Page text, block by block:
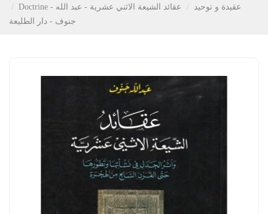
Doctrine - عقيدة و توحيد
عقائد الشيعة الاثني عشرية - عبد الله
جنوف - دار الطليعة